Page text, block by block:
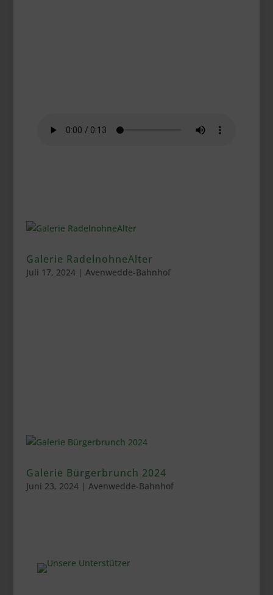
Galerie RadelnohneAlter
Juli 17, 2024| Avenwedde-Bahnhof
Galerie Bürgerbrunch 2024
Juni 23, 2024| Avenwedde-Bahnhof